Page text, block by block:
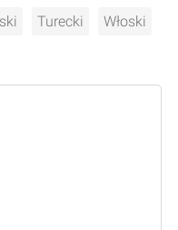
Turecki Włoski